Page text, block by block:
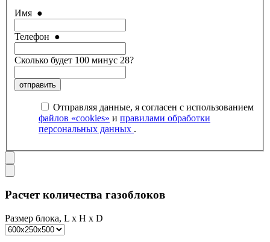
Имя ●
Телефон ●
Сколько будет 100 минус 28?
отправить
Отправляя данные, я согласен с использованием
файлов «cookies» и правилами обработки
персональных данных .
Расчет количества газоблоков
Размер блока, L x H x D